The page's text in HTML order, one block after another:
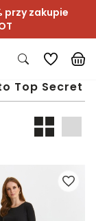
przy zakupie
Top Secret